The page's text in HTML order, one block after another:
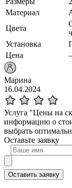
Материал
Цвета
Установка
Цена
Марина
16.04.2024
Услуга "Цены на
информацию о
выбрать
Оставьте заявку
Оставить заявку